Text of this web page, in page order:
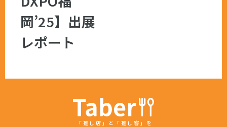
岡’25】出展
レポート
「推し店」と「推し客」を